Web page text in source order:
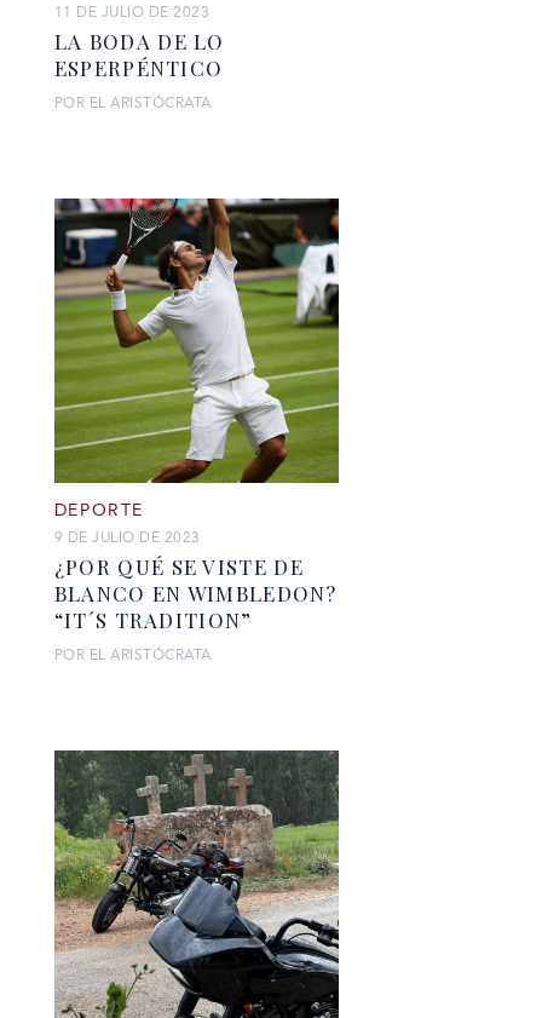
11 DE JULIO DE 2023
LA BODA DE LO
ESPERPÉNTICO
POR EL ARISTÓCRATA
DEPORTE
9 DE JULIO DE 2023
¿POR QUÉ SE VISTE DE
BLANCO EN WIMBLEDON?
“IT´S TRADITION”
POR EL ARISTÓCRATA